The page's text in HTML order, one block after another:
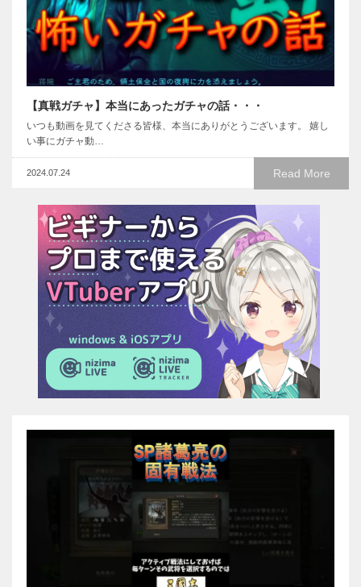
【真戦ガチャ】本当にあったガチャの話・・・
いつも動画を見てくださる皆様、本当にありがとうございます。 嬉し
い事にガチャ動…
Read More
2024.07.24